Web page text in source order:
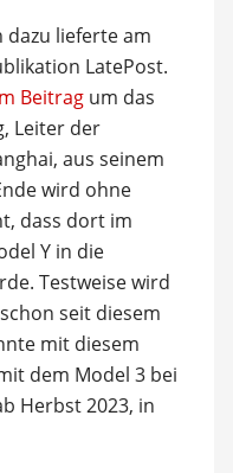
lieferte am
LatePost.
Beitragum das
Leiter der
aus seinem
wird ohne
dass dort im
Y in die
Testweise wird
seit diesem
mit diesem
dem Model 3 bei
Herbst 2023, in